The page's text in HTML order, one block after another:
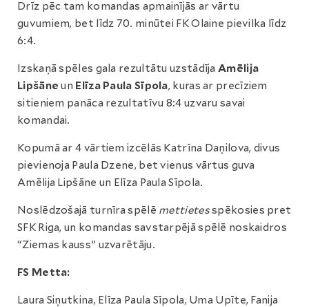
Drīz pēc tam komandas apmainījās ar vārtu
guvumiem, bet līdz 70. minūtei FK Olaine pievilka līdz
6:4.
Izskaņā spēles gala rezultātu uzstādīja Amēlija
Lipšāne un Elīza Paula Sīpola, kuras ar precīziem
sitieniem panāca rezultatīvu 8:4 uzvaru savai
komandai.
Kopumā ar 4 vārtiem izcēlās Katrīna Daņilova, divus
pievienoja Paula Dzene, bet vienus vārtus guva
Amēlija Lipšāne un Elīza Paula Sīpola.
Noslēdzošajā turnīra spēlē mettietesspēkosies pret
SFK Riga, un komandas savstarpējā spēlē noskaidros
“Ziemas kauss” uzvarētāju.
FS Metta:
Laura Siņutkina, Elīza Paula Sīpola, Uma Upīte, Fanija